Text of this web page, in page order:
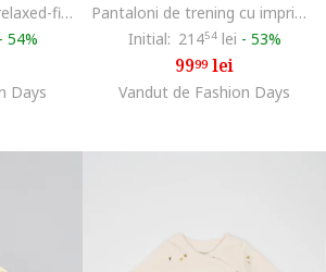
Pantaloni de trening relaxed-fit cu buzunare laterale, Albastru ultramarin
- 54%
Days
Pantaloni de trening cu imprimeu grafic MID90s, Maro camel
Initial: 21454lei - 53%
9999lei
Vandut de Fashion Days